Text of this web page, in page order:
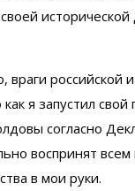
враги российской
я запустил
согласно
воспринят
в мои руки.